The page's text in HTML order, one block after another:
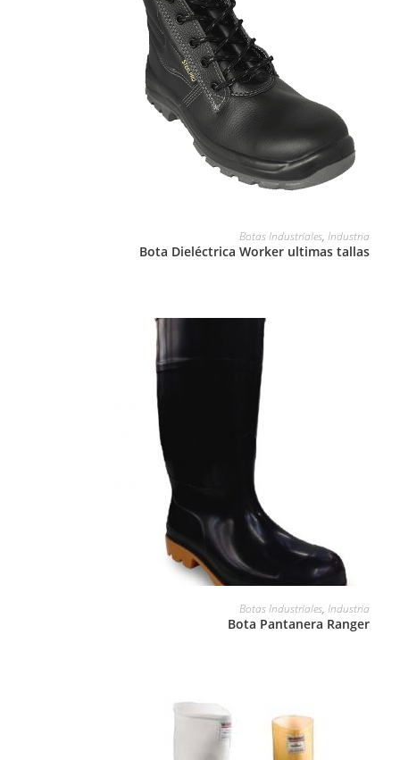
Botas Industriales,Industria
Bota Dieléctrica Worker ultimas tallas
Botas Industriales,Industria
Bota Pantanera Ranger